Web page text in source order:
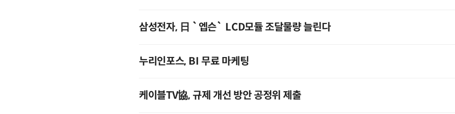
삼성전자, 日 `엡슨` LCD모듈 조달물량 늘린다
누리인포스, BI 무료 마케팅
케이블TV協, 규제 개선 방안 공정위 제출